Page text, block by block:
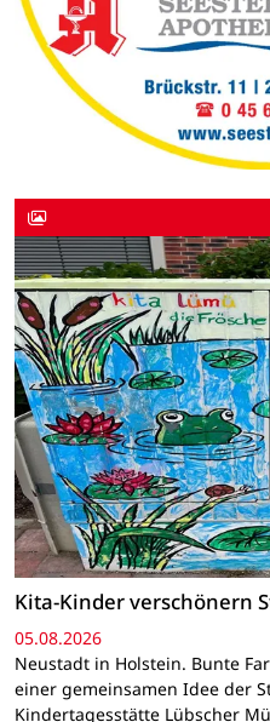
Kita-Kinder verschönern
05.08.2026
Neustadt in Holstein. Bunte
einer gemeinsamen Idee der
Kindertagesstätte Lübscher